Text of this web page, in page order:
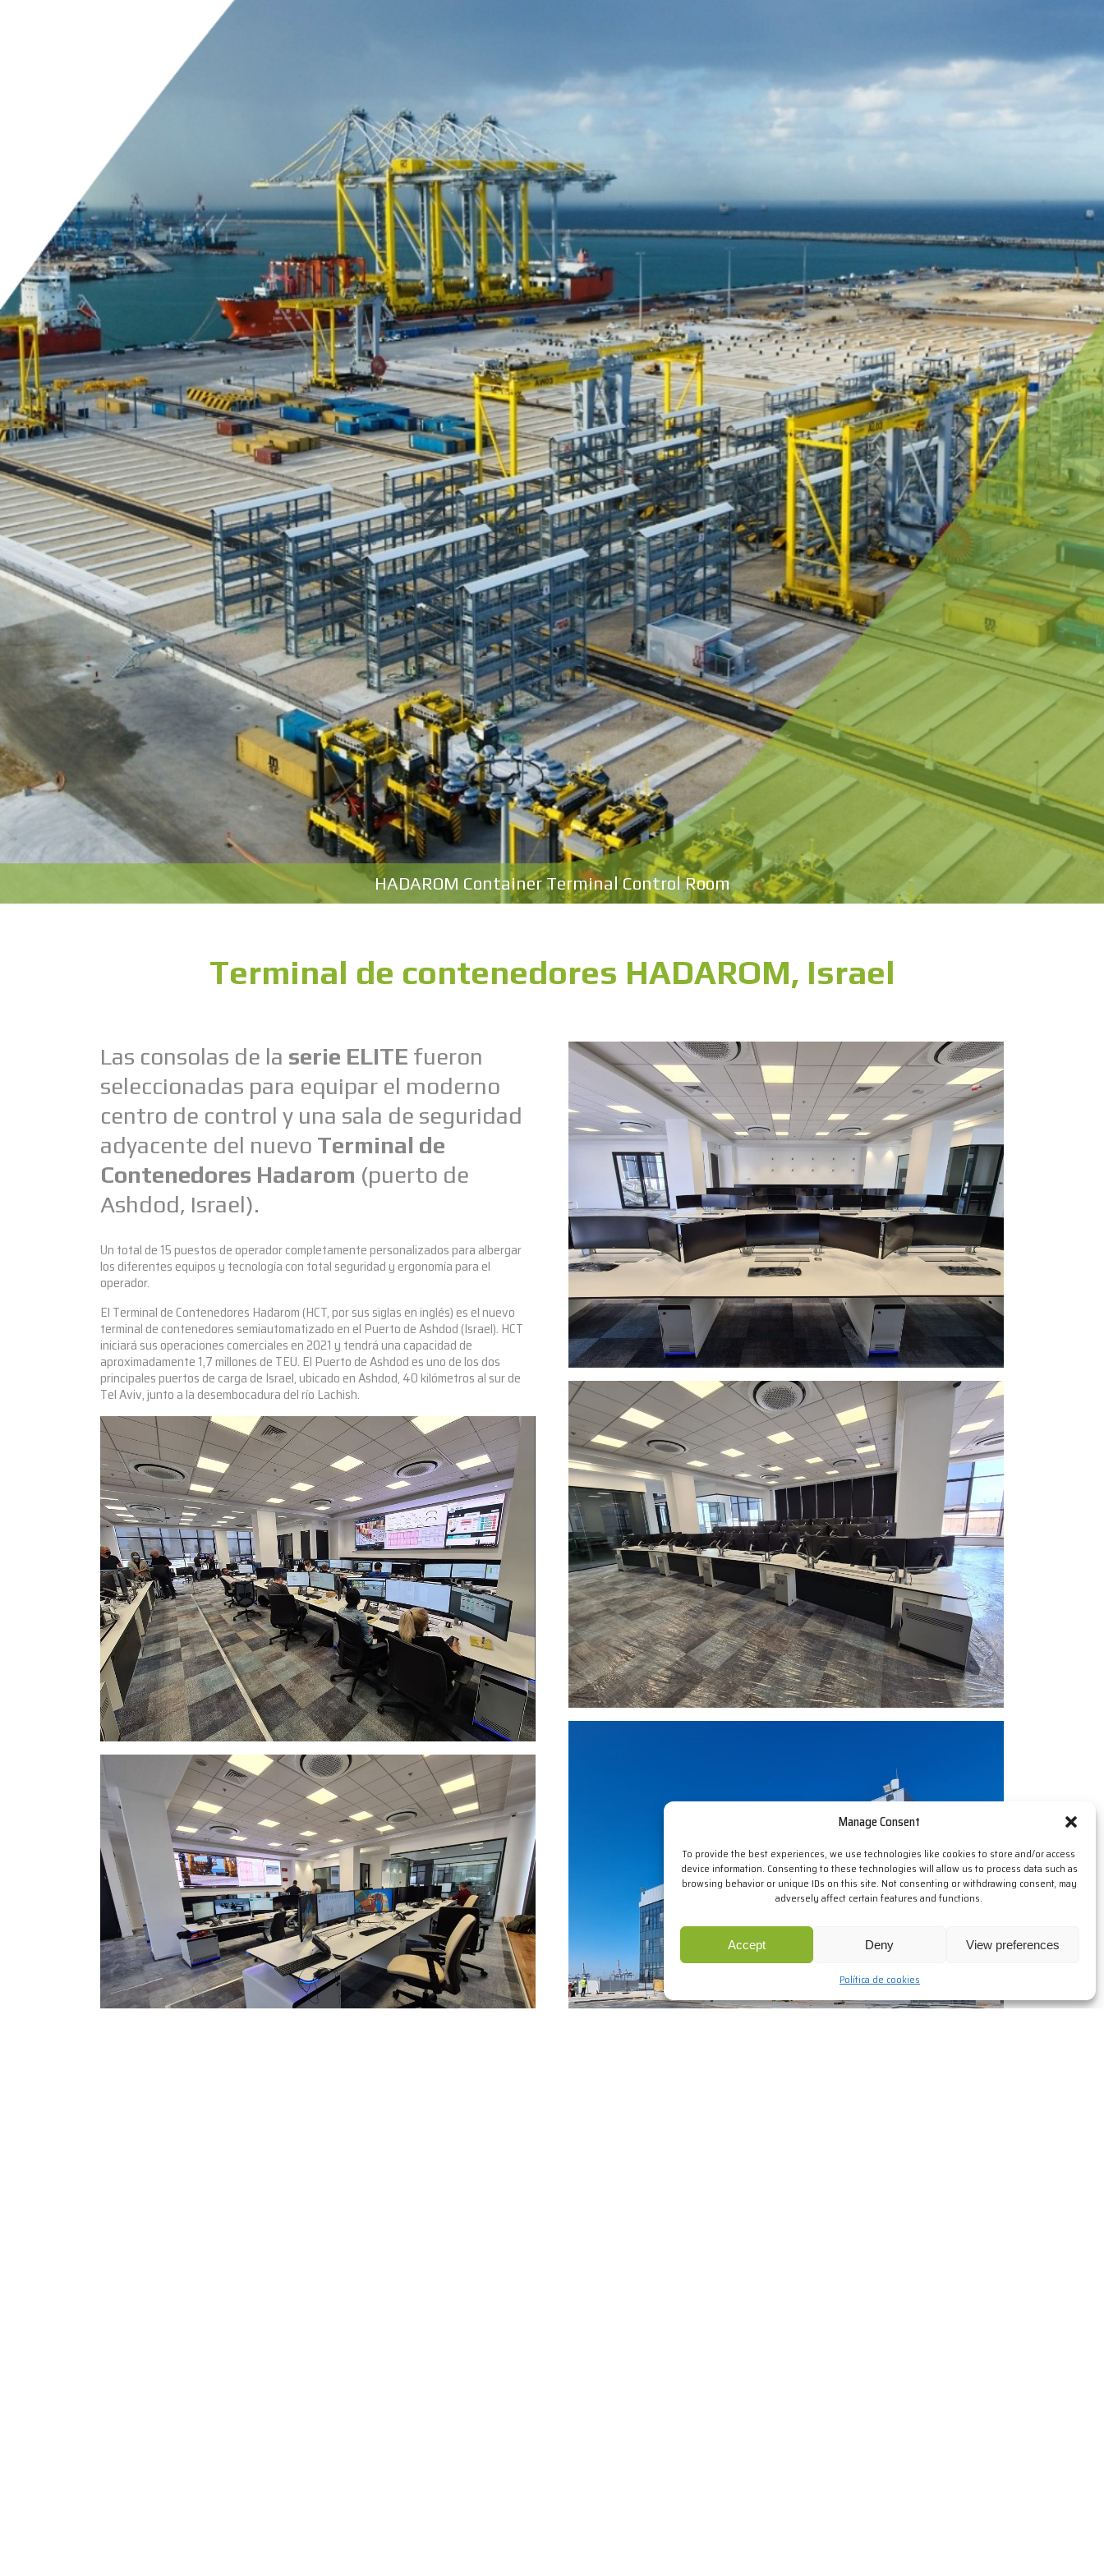
Manage Consent
To provide the best experiences, we use technologies like cookies to store and/or access
device information. Consenting to these technologies will allow us to process data such as
browsing behavior or unique IDs on this site. Not consenting or withdrawing consent, may
adversely affect certain features and functions.
Accept Deny View preferences
Política de cookies
HADAROM Container Terminal Control Room
Terminal de contenedores HADAROM, Israel
Las consolas de la serie ELITE fueron
seleccionadas para equipar el moderno
centro de control y una sala de seguridad
adyacente del nuevo Terminal de
Contenedores Hadarom (puerto de
Ashdod, Israel).
Un total de 15 puestos de operador completamente personalizados para albergar
los diferentes equipos y tecnología con total seguridad y ergonomía para el
operador.
El Terminal de Contenedores Hadarom (HCT, por sus siglas en inglés) es el nuevo
terminal de contenedores semiautomatizado en el Puerto de Ashdod (Israel). HCT
iniciará sus operaciones comerciales en 2021 y tendrá una capacidad de
aproximadamente 1,7 millones de TEU. El Puerto de Ashdod es uno de los dos
principales puertos de carga de Israel, ubicado en Ashdod, 40 kilómetros al sur de
Tel Aviv, junto a la desembocadura del río Lachish.